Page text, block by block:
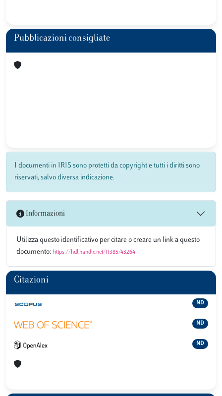
Pubblicazioni consigliate
I documenti in IRIS sono protetti da copyright e tutti i diritti sono
riservati, salvo diversa indicazione.
Informazioni
Utilizza questo identificativo per citare o creare un link a questo
documento: https://hdl.handle.net/11385/43264
Citazioni
ND
ND
ND